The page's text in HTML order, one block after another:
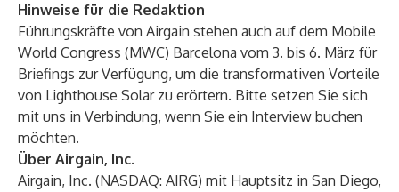
Hinweise für die Redaktion
Führungskräfte von Airgain stehen auch auf dem Mobile
World Congress (MWC) Barcelona vom 3. bis 6. März für
Briefings zur Verfügung, um die transformativen Vorteile
von Lighthouse Solar zu erörtern. Bitte setzen Sie sich
mit uns in Verbindung, wenn Sie ein Interview buchen
möchten.
Über Airgain, Inc.
Airgain, Inc. (NASDAQ: AIRG) mit Hauptsitz in San Diego,